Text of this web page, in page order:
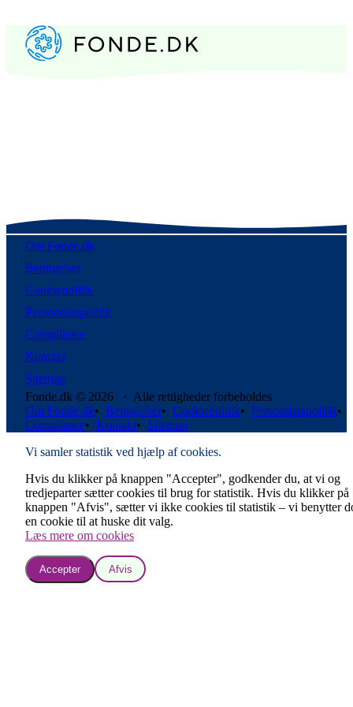
Om Fonde.dk
Betingelser
Cookiepolitik
Persondatapolitik
Compliance
Kontakt
Sitemap
Fonde.dk © 2026 · Alle rettigheder forbeholdes
Om Fonde.dk• Betingelser• Cookiepolitik• Persondatapolitik•
Compliance• Kontakt• Sitemap
Vi samler statistik ved hjælp af cookies.
Hvis du klikker på knappen "Accepter", godkender du, at vi og
tredjeparter sætter cookies til brug for statistik. Hvis du klikker på
knappen "Afvis", sætter vi ikke cookies til statistik – vi benytter
en cookie til at huske dit valg.
Læs mere om cookies
Accepter Afvis